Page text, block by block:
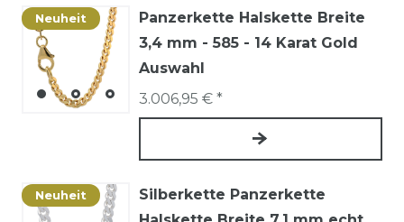
Neuheit
Panzerkette Halskette Breite
3,4 mm - 585 - 14 Karat Gold
Auswahl
3.006,95 € *
Neuheit
Silberkette Panzerkette